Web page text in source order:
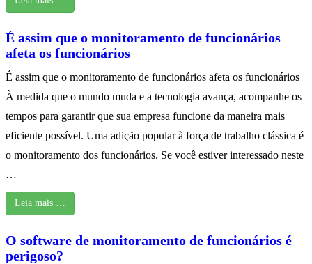
É assim que o monitoramento de funcionários
afeta os funcionários
É assim que o monitoramento de funcionários afeta os funcionários
À medida que o mundo muda e a tecnologia avança, acompanhe os
tempos para garantir que sua empresa funcione da maneira mais
eficiente possível. Uma adição popular à força de trabalho clássica é
o monitoramento dos funcionários. Se você estiver interessado neste
…
Leia mais …
O software de monitoramento de funcionários é
perigoso?